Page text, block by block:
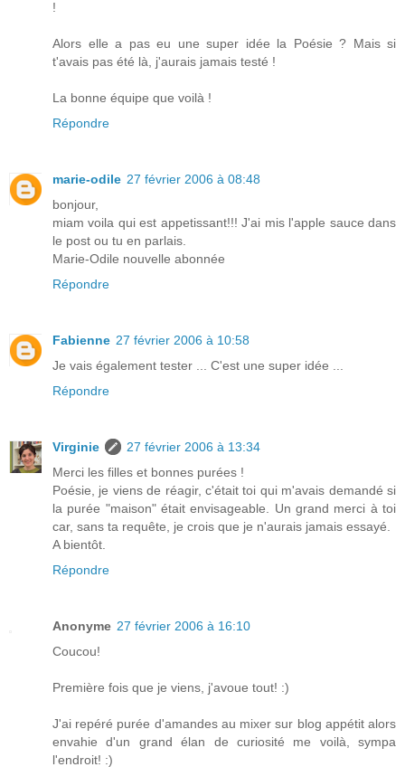
!
Alors elle a pas eu une super idée la Poésie ? Mais si
t'avais pas été là, j'aurais jamais testé !
La bonne équipe que voilà !
Répondre
marie-odile 27 février 2006 à 08:48
bonjour,
miam voila qui est appetissant!!! J'ai mis l'apple sauce dans
le post ou tu en parlais.
Marie-Odile nouvelle abonnée
Répondre
Fabienne 27 février 2006 à 10:58
Je vais également tester ... C'est une super idée ...
Répondre
Virginie
27 février 2006 à 13:34
Merci les filles et bonnes purées !
Poésie, je viens de réagir, c'était toi qui m'avais demandé si
la purée "maison" était envisageable. Un grand merci à toi
car, sans ta requête, je crois que je n'aurais jamais essayé.
A bientôt.
Répondre
Anonyme 27 février 2006 à 16:10
Coucou!
Première fois que je viens, j'avoue tout! :)
J'ai repéré purée d'amandes au mixer sur blog appétit alors
envahie d'un grand élan de curiosité me voilà, sympa
l'endroit! :)